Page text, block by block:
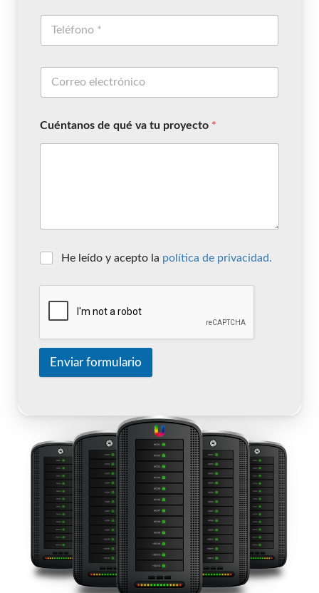
Cuéntanos de qué va tu proyecto *
He leído y acepto la política de privacidad.
Enviar formulario